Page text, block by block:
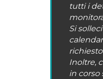
tutti i
Si
Inoltre,
in corso